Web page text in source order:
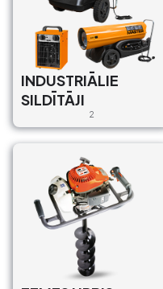
INDUSTRIĀLIE
SILDĪTĀJI
2